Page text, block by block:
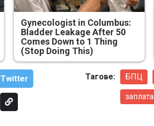
Gynecologist in Columbus:
Bladder Leakage After 50
Comes Down to 1 Thing
(Stop Doing This)
Тwitter Тагове: БПЦ
заплата